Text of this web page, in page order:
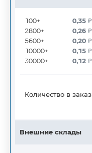
100+
2800+
5600+
10000+
30000+
0,35₽
0,26₽
0,20₽
0,15₽
0,12₽
Количество в заказ
Внешние склады